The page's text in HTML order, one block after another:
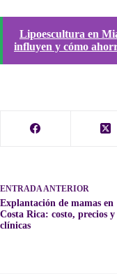
Lipoescultura en
influyen y cómo
ENTRADAANTERIOR
Explantación de mamas en
Costa Rica: costo, precios y
clínicas